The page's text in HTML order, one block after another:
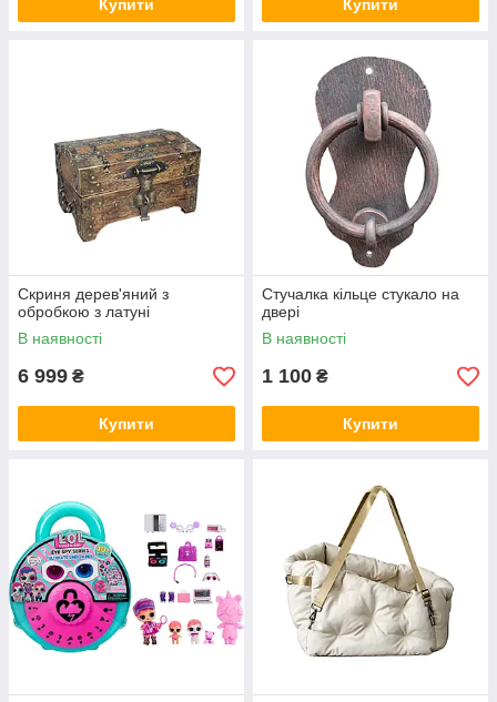
Купити Купити
Скриня дерев'яний з
обробкою з латуні
В наявності
6 999 ₴
Купити
Стучалка кільце стукало на
двері
В наявності
1 100 ₴
Купити